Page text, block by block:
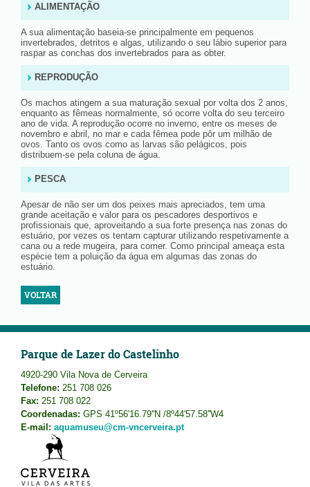
ALIMENTAÇÃO
A sua alimentação baseia-se principalmente em pequenos
invertebrados, detritos e algas, utilizando o seu lábio superior para
raspar as conchas dos invertebrados para as obter.
REPRODUÇÃO
Os machos atingem a sua maturação sexual por volta dos 2 anos,
enquanto as fêmeas normalmente, só ocorre volta do seu terceiro
ano de vida. A reprodução ocorre no inverno, entre os meses de
novembro e abril, no mar e cada fêmea pode pôr um milhão de
ovos. Tanto os ovos como as larvas são pelágicos, pois
distribuem-se pela coluna de água.
PESCA
Apesar de não ser um dos peixes mais apreciados, tem uma
grande aceitação e valor para os pescadores desportivos e
profissionais que, aproveitando a sua forte presença nas zonas do
estuário, por vezes os tentam capturar utilizando respetivamente a
cana ou a rede mugeira, para comer. Como principal ameaça esta
espécie tem a poluição da água em algumas das zonas do
estuário.
VOLTAR
Parque de Lazer do Castelinho
4920-290 Vila Nova de Cerveira
Telefone: 251 708 026
Fax: 251 708 022
Coordenadas: GPS 41º56'16.79''N /8º44'57.58''W4
E-mail: aquamuseu@cm-vncerveira.pt